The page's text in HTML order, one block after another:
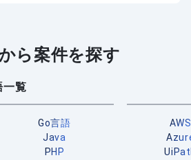
ら案件を探す
一覧
Go言語
Java
PHP
AWS